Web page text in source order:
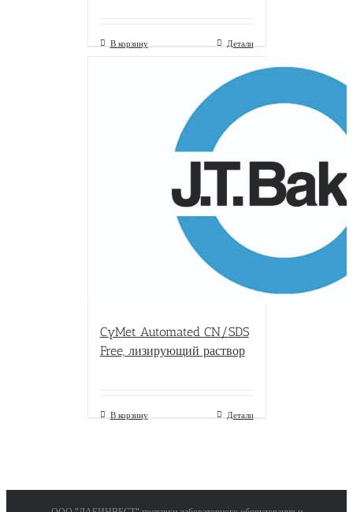
В корзину Детали
CyMet Automated CN/SDS
Free, лизирующий раствор
В корзину Детали